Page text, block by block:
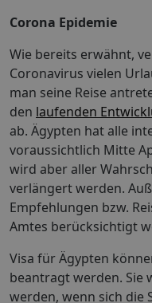
Corona Epidemie
Wie bereits erwähnt,
Coronavirus vielen
man seine Reise
den laufenden
ab. Ägypten hat alle
voraussichtlich Mitte
wird aber aller
verlängert werden.
Empfehlungen bzw.
Amtes berücksichtigt
Visa für Ägypten
beantragt werden. Sie
werden, wenn sich die